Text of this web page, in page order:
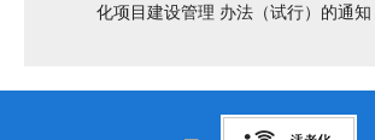
化项目建设管理 办法（试行）的通知